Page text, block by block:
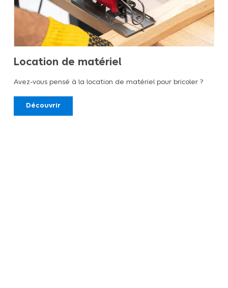
Location de matériel
Avez-vous pensé à la location de matériel pour bricoler ?
Découvrir